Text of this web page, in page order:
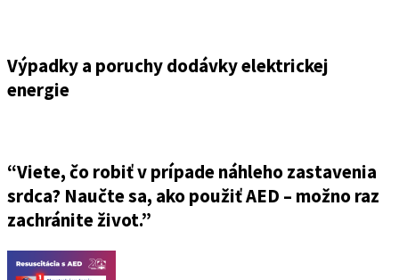
Výpadky a poruchy dodávky elektrickej
energie
“Viete, čo robiť v prípade náhleho zastavenia
srdca? Naučte sa, ako použiť AED – možno raz
zachránite život.”